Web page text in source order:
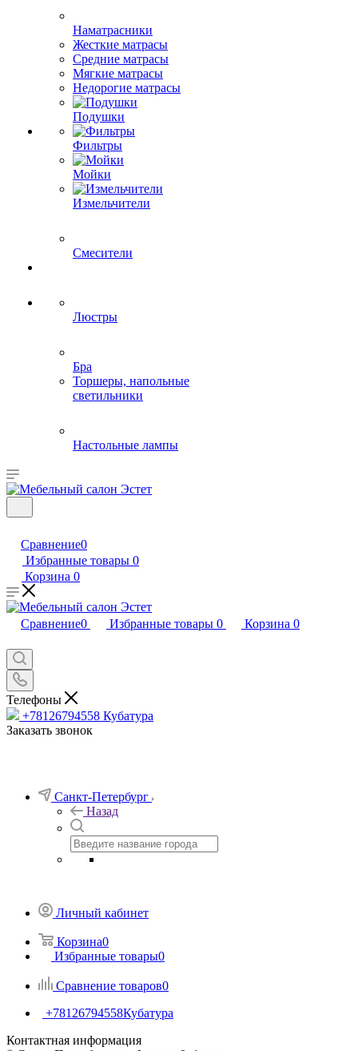
Наматрасники
Жесткие матрасы
Средние матрасы
Мягкие матрасы
Недорогие матрасы
Подушки
Фильтры
Мойки
Измельчители
Смесители
Люстры
Бра
Торшеры, напольные
светильники
Настольные лампы
Сравнение0
Избранные товары 0
Корзина 0
Сравнение0 Избранные товары 0 Корзина 0
Телефоны
+78126794558 Кубатура
Заказать звонок
Санкт-Петербург
Назад
Личный кабинет
Корзина0
Избранные товары0
Сравнение товаров0
+78126794558Кубатура
Контактная информация